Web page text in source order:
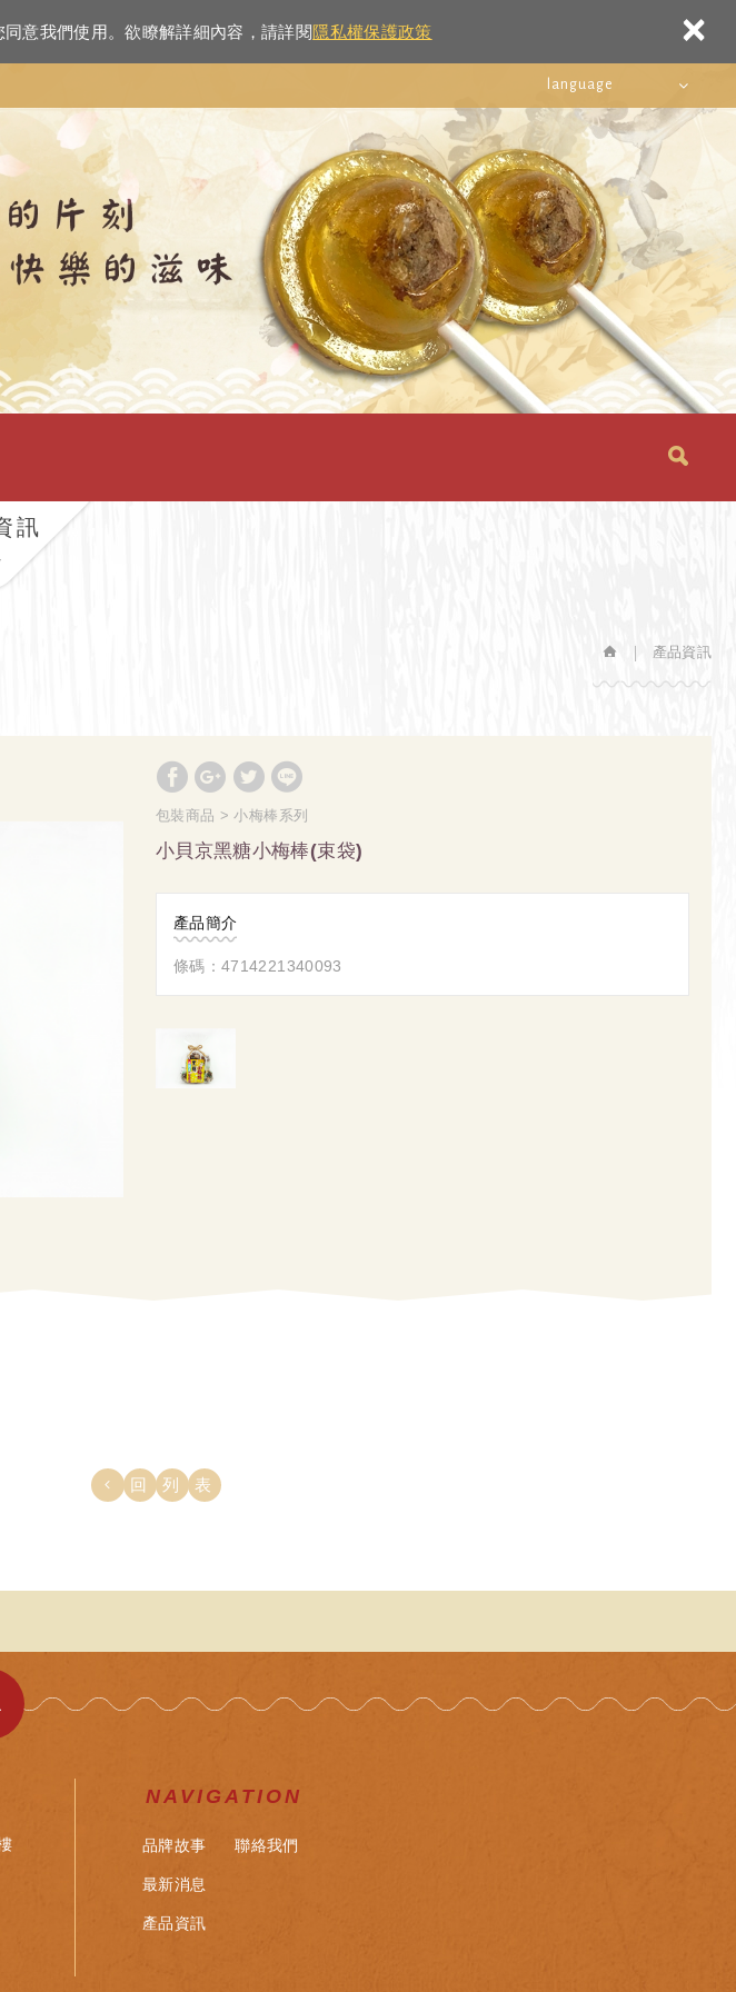
意我們使用。欲瞭解詳細內容，請詳閱隱私權保護政策 ×
language
訊
產品資訊
包裝商品 小梅棒系列
小貝京黑糖小梅棒(束袋)
產品簡介
條碼：4714221340093
回列表
NAVIGATION
品牌故事
最新消息
產品資訊
聯絡我們